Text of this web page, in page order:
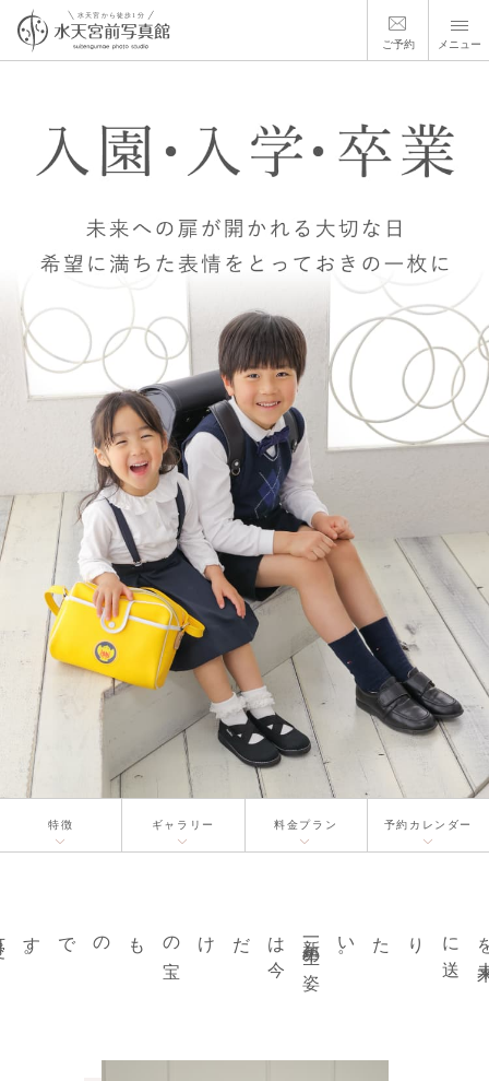
ご予約 メニュー
特徴 ギャラリー 料金プラン 予約 カレンダー
。
新
一
年
生
の
姿
は
今
だけの
宝
ものです
。